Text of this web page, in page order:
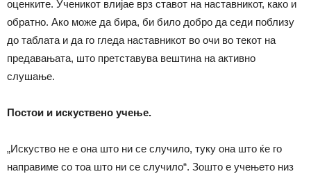
оценките. Ученикот влијае врз ставот на наставникот, како и
обратно. Ако може да бира, би било добро да седи поблизу
до таблата и да го гледа наставникот во очи во текот на
предавањата, што претставува вештина на активно
слушање.
Постои и искуствено учење.
„Искуство не е она што ни се случило, туку она што ќе го
направиме со тоа што ни се случило“. Зошто е учењето низ